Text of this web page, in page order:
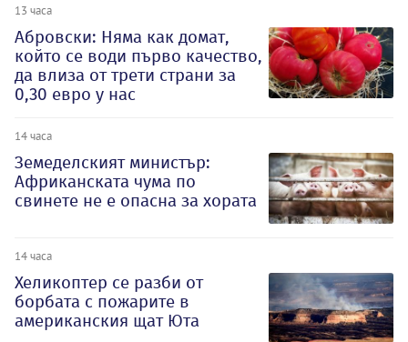
13 часа
Абровски: Няма как домат,
който се води първо качество,
да влиза от трети страни за
0,30 евро у нас
14 часа
Земеделският министър:
Африканската чума по
свинете не е опасна за хората
14 часа
Хеликоптер се разби от
борбата с пожарите в
американския щат Юта